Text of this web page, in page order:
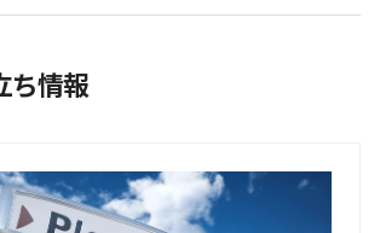
ち情報